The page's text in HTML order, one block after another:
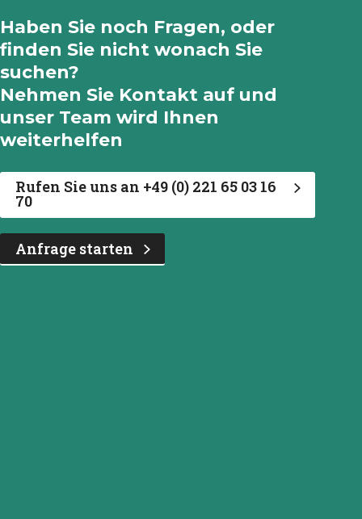
Haben Sie noch Fragen, oder
finden Sie nicht wonach Sie
suchen?
Nehmen Sie Kontakt auf und
unser Team wird Ihnen
weiterhelfen
Rufen Sie uns an +49 (0) 221 65 03 16
70
Anfrage starten